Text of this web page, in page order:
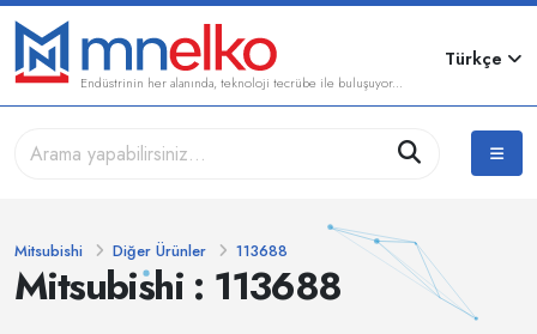
Endüstrinin her alanında, teknoloji tecrübe ile buluşuyor...
Türkçe
Mitsubishi : 113688
Mitsubishi Diğer Ürünler 113688